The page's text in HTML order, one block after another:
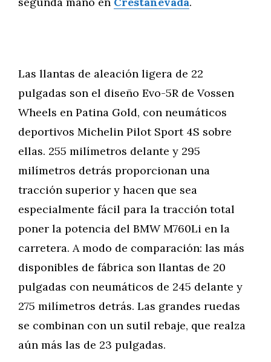
Las llantas de aleación ligera de 22
pulgadas son el diseño Evo-5R de Vossen
Wheels en Patina Gold, con neumáticos
deportivos Michelin Pilot Sport 4S sobre
ellas. 255 milímetros delante y 295
milímetros detrás proporcionan una
tracción superior y hacen que sea
especialmente fácil para la tracción total
poner la potencia del BMW M760Li en la
carretera. A modo de comparación: las más
disponibles de fábrica son llantas de 20
pulgadas con neumáticos de 245 delante y
275 milímetros detrás. Las grandes ruedas
se combinan con un sutil rebaje, que realza
aún más las de 23 pulgadas.